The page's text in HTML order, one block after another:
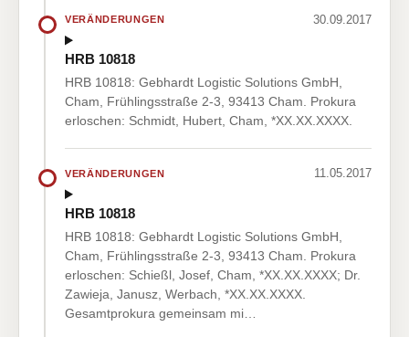
VERÄNDERUNGEN 30.09.2017
HRB 10818
HRB 10818: Gebhardt Logistic Solutions GmbH,
Cham, Frühlingsstraße 2-3, 93413 Cham. Prokura
erloschen: Schmidt, Hubert, Cham, *XX.XX.XXXX.
VERÄNDERUNGEN 11.05.2017
HRB 10818
HRB 10818: Gebhardt Logistic Solutions GmbH,
Cham, Frühlingsstraße 2-3, 93413 Cham. Prokura
erloschen: Schießl, Josef, Cham, *XX.XX.XXXX; Dr.
Zawieja, Janusz, Werbach, *XX.XX.XXXX.
Gesamtprokura gemeinsam mi…